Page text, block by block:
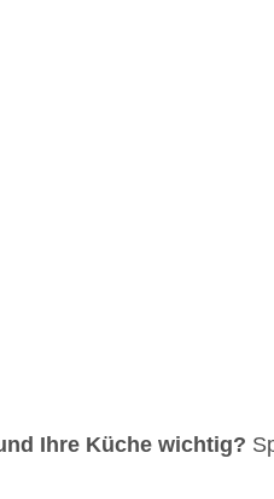
Ihre Küche wichtig?